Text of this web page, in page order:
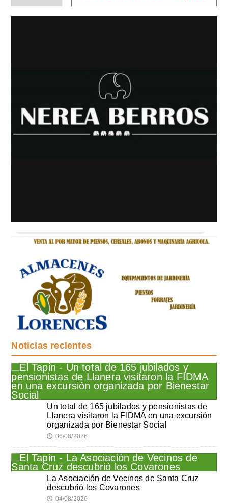
Noticias recientes
Un total de 165 jubilados y pensionistas de
Llanera visitaron la FIDMA en una excursión
organizada por Bienestar Social
🕔 06/08/2026
La Asociación de Vecinos de Santa Cruz
descubrió los Covarones
🕔 04/08/2026